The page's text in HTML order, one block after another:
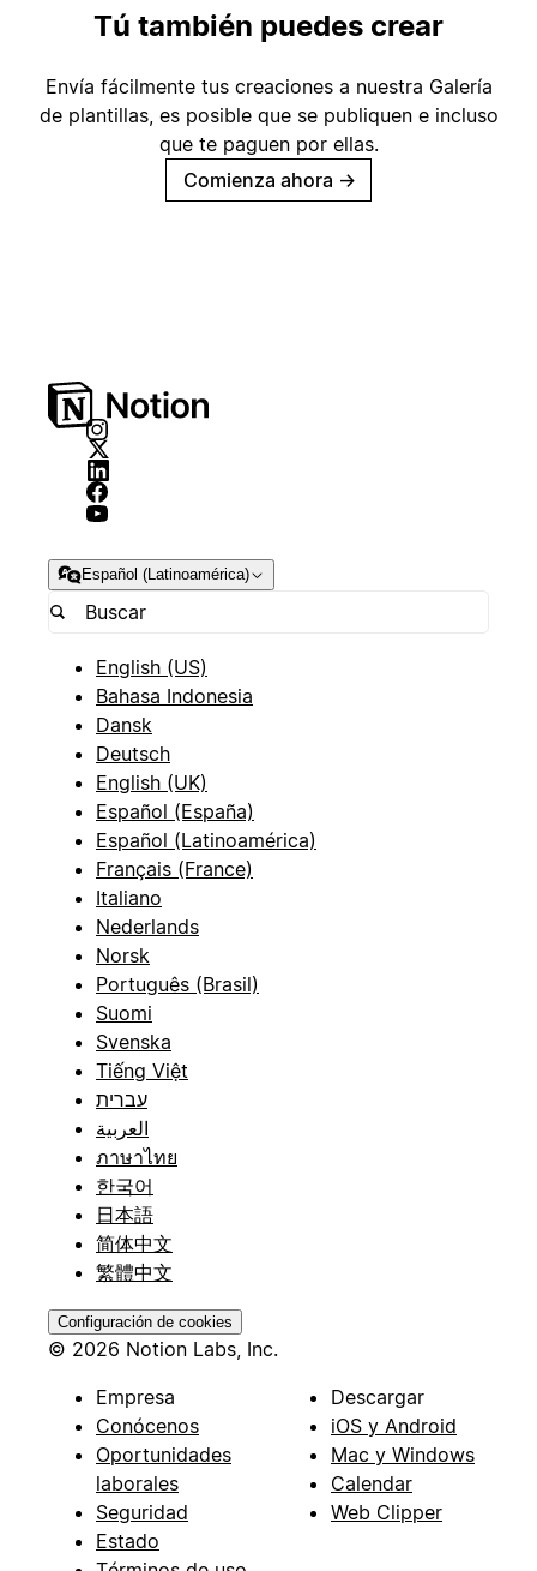
Tú también puedes crear
Envía fácilmente tus creaciones a nuestra Galería
de plantillas, es posible que se publiquen e incluso
que te paguen por ellas.
Comienza ahora →
Español (Latinoamérica)
English (US)
Bahasa Indonesia
Dansk
Deutsch
English (UK)
Español (España)
Español (Latinoamérica)
Français (France)
Italiano
Nederlands
Norsk
Português (Brasil)
Suomi
Svenska
Tiếng Việt
עברית
العربية
ภาษาไทย
한국어
日本語
简体中文
繁體中文
Configuración de cookies
© 2026 Notion Labs, Inc.
Empresa
Conócenos
Oportunidades
laborales
Seguridad
Estado
Descargar
iOS y Android
Mac y Windows
Calendar
Web Clipper